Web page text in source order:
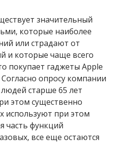
значительный
которые наиболее
или страдают от
и которые чаще всего
покупает гаджеты Apple
опросу компании
старше 65 лет
этом существенно
используют при этом
часть функций
все еще остаются